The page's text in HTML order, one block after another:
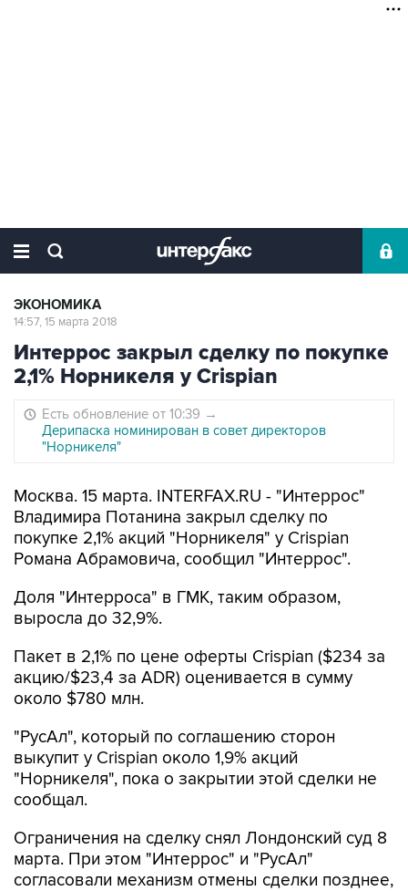
ЭКОНОМИКА
14:57, 15 марта 2018
Интеррос закрыл сделку по покупке
2,1% Норникеля у Crispian
Есть обновление от 10:39 →
Дерипаска номинирован в совет директоров
"Норникеля"
Москва. 15 марта. INTERFAX.RU - "Интеррос"
Владимира Потанина закрыл сделку по
покупке 2,1% акций "Норникеля" у Crispian
Романа Абрамовича, сообщил "Интеррос".
Доля "Интерроса" в ГМК, таким образом,
выросла до 32,9%.
Пакет в 2,1% по цене оферты Crispian ($234 за
акцию/$23,4 за ADR) оценивается в сумму
около $780 млн.
"РусАл", который по соглашению сторон
выкупит у Crispian около 1,9% акций
"Норникеля", пока о закрытии этой сделки не
сообщал.
Ограничения на сделку снял Лондонский суд 8
марта. При этом "Интеррос" и "РусАл"
согласовали механизм отмены сделки позднее,